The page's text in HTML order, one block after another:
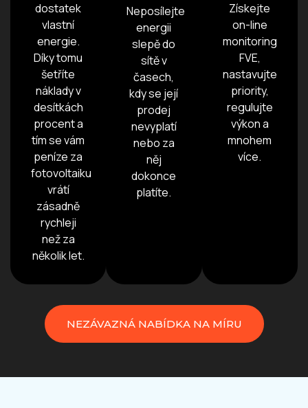
dostatek
vlastní
energie.
Díky tomu
šetříte
náklady v
desítkách
procent a
tím se vám
peníze za
fotovoltaiku
vrátí
zásadně
rychleji
než za
několik let.
Neposílejte
energii
slepě do
sítě v
časech,
kdy se její
prodej
nevyplatí
nebo za
něj
dokonce
platíte.
Získejte
on-line
monitoring
FVE,
nastavujte
priority,
regulujte
výkon a
mnohem
více.
NEZÁVAZNÁ NABÍDKA NA MÍRU